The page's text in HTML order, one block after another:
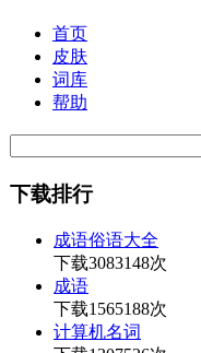
首页
皮肤
词库
帮助
下载排行
成语俗语大全
下载3083148次
成语
下载1565188次
计算机名词